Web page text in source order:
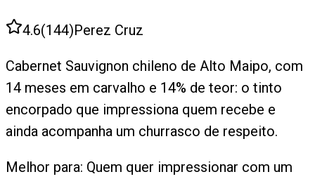
4.6(144)Perez Cruz
Cabernet Sauvignon chileno de Alto Maipo, com
14 meses em carvalho e 14% de teor: o tinto
encorpado que impressiona quem recebe e
ainda acompanha um churrasco de respeito.
Melhor para: Quem quer impressionar com um